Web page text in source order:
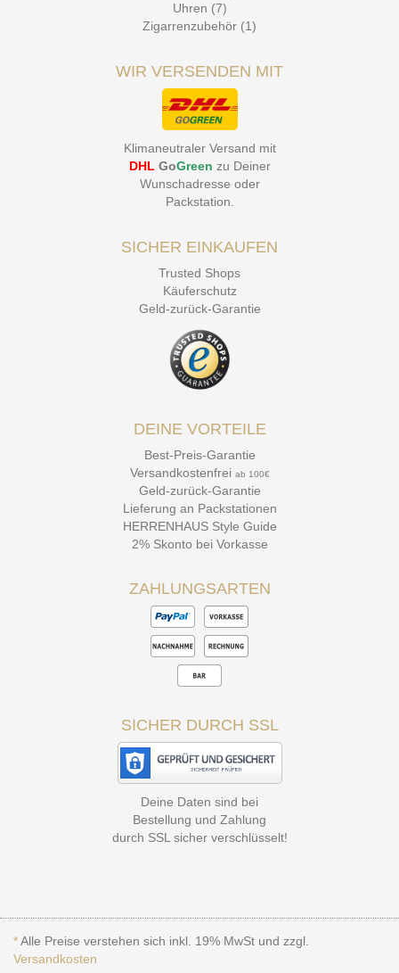
Uhren (7)
Zigarrenzubehör (1)
WIR VERSENDEN MIT
Klimaneutraler Versand mit
DHL GoGreen zu Deiner
Wunschadresse oder
Packstation
SICHER EINKAUFEN
Trusted Shops
Käuferschutz
Geld-zurück-Garantie
DEINE VORTEILE
Best-Preis-Garantie
Versandkostenfrei ab 100€
Geld-zurück-Garantie
Lieferung an Packstationen
HERRENHAUS Style Guide
2% Skonto bei Vorkasse
ZAHLUNGSARTEN
SICHER DURCH SSL
Deine Daten sind bei
Bestellung und Zahlung
durch SSL sicher verschlüsselt!
*Alle Preise verstehen sich inkl. 19% MwSt und zzgl.
Versandkosten